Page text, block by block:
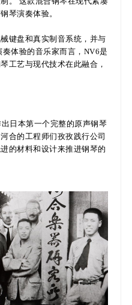
琴演奏体验。
键盘和真实制音系统，并与
体验的音乐家而言，NV6是
工艺与现代技术在此融合，
日本第一个完整的原声钢琴
合的工程师们孜孜践行公司
的材料和设计来推进钢琴的